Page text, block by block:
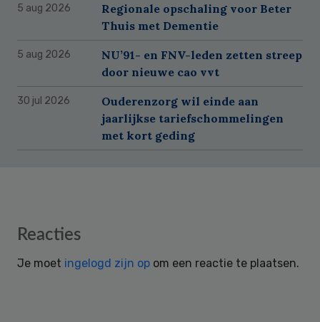
5 aug 2026
Regionale opschaling voor Beter
Thuis met Dementie
5 aug 2026
NU’91- en FNV-leden zetten streep
door nieuwe cao vvt
30 jul 2026
Ouderenzorg wil einde aan
jaarlijkse tariefschommelingen
met kort geding
Reader
Reacties
Je moet ingelogd zijn op om een reactie te plaatsen.